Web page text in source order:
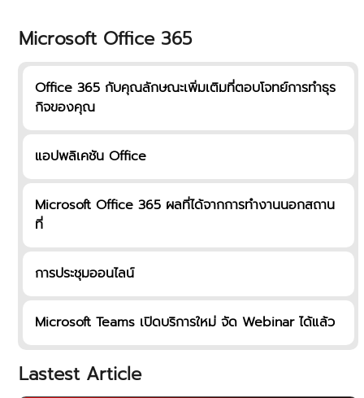
Microsoft Office 365
Office 365 กับคุณลักษณะเพิ่มเติมที่ตอบโจทย์การทำธุร
กิจของคุณ
แอปพลิเคชัน Office
Microsoft Office 365 ผลที่ได้จากการทำงานนอกสถาน
ที่
การประชุมออนไลน์
Microsoft Teams เปิดบริการใหม่ จัด Webinar ได้แล้ว
Lastest Article